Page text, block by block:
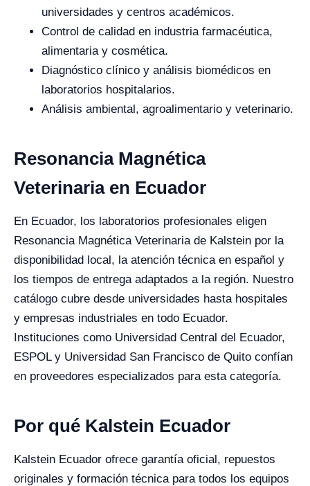
universidades y centros académicos.
Control de calidad en industria farmacéutica,
alimentaria y cosmética.
Diagnóstico clínico y análisis biomédicos en
laboratorios hospitalarios.
Análisis ambiental, agroalimentario y veterinario.
Resonancia Magnética
Veterinaria en Ecuador
En Ecuador, los laboratorios profesionales eligen
Resonancia Magnética Veterinaria de Kalstein por la
disponibilidad local, la atención técnica en español y
los tiempos de entrega adaptados a la región. Nuestro
catálogo cubre desde universidades hasta hospitales
y empresas industriales en todo Ecuador.
Instituciones como Universidad Central del Ecuador,
ESPOL y Universidad San Francisco de Quito confían
en proveedores especializados para esta categoría.
Por qué Kalstein Ecuador
Kalstein Ecuador ofrece garantía oficial, repuestos
originales y formación técnica para todos los equipos